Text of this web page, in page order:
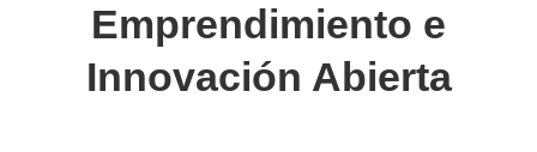
Emprendimiento e
Innovación Abierta